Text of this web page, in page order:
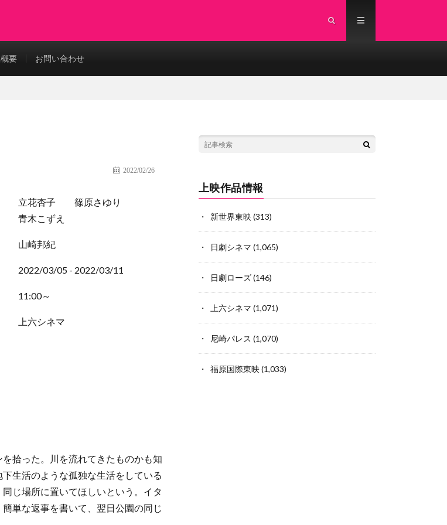
要 お問い合わせ
2022/02/26
立花杏子
篠原さゆり
青木こずえ
山崎邦紀
2022/03/05 - 2022/03/11
11:00～
上六シネマ
拾った。川を流れてきたものかも知
生活のような孤独な生活をしている
じ場所に置いてほしいという。イタ
単な返事を書いて、翌日公園の同じ
上映作品情報
新世界東映(313)
日劇シネマ (1,065)
日劇ローズ(146)
上六シネマ (1,071)
尼崎パレス (1,070)
福原国際東映(1,033)